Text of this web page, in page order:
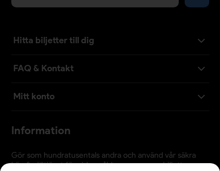
Hitta biljetter till dig
FAQ & Kontakt
Mitt konto
Information
Gör som hundratusentals andra och använd vår säkra
köp & säljtjänst för vidaresålda evenemangsbiljetter.